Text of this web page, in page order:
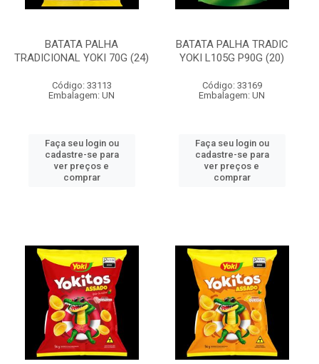
BATATA PALHA
TRADICIONAL YOKI 70G (24)
Código: 33113
Embalagem: UN
Faça seu login ou
cadastre-se para
ver preços e
comprar
BATATA PALHA TRADIC
YOKI L105G P90G (20)
Código: 33169
Embalagem: UN
Faça seu login ou
cadastre-se para
ver preços e
comprar